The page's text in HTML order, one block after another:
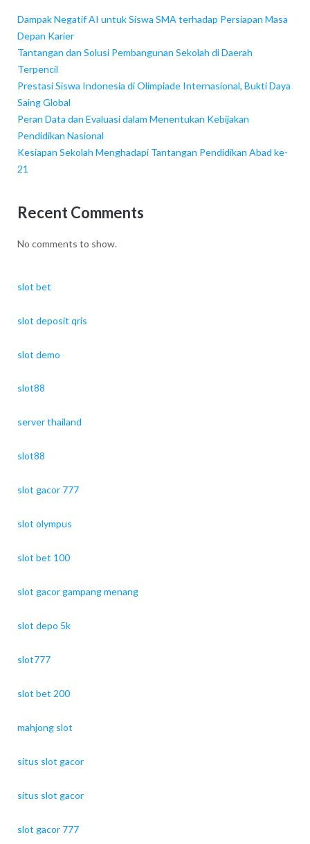
Dampak Negatif AI untuk Siswa SMA terhadap Persiapan Masa
Depan Karier
Tantangan dan Solusi Pembangunan Sekolah di Daerah
Terpencil
Prestasi Siswa Indonesia di Olimpiade Internasional, Bukti Daya
Saing Global
Peran Data dan Evaluasi dalam Menentukan Kebijakan
Pendidikan Nasional
Kesiapan Sekolah Menghadapi Tantangan Pendidikan Abad ke-
21
Recent Comments
No comments to show.
slot bet
slot deposit qris
slot demo
slot88
server thailand
slot88
slot gacor 777
slot olympus
slot bet 100
slot gacor gampang menang
slot depo 5k
slot777
slot bet 200
mahjong slot
situs slot gacor
situs slot gacor
slot gacor 777